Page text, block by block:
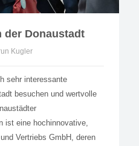
der Donaustadt
Kugler
sehr interessante
besuchen und wertvolle
ist eine hochinnovative,
Vertriebs GmbH, deren